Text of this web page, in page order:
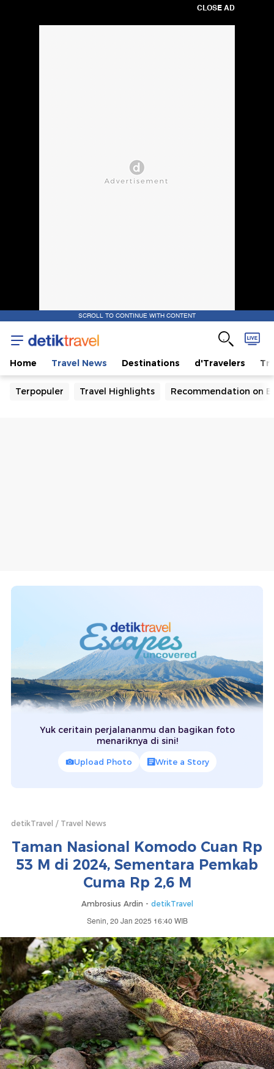
CLOSE AD
SCROLL TO CONTINUE WITH CONTENT
Home Travel News Destinations d'Travelers
Terpopuler Travel Highlights Recommendation on
Yuk ceritain perjalananmu dan bagikan foto
menariknya di sini!
Upload Photo Write a Story
detikTravel Travel News
Taman Nasional Komodo Cuan Rp
53 M di 2024, Sementara Pemkab
Cuma Rp 2,6 M
Ambrosius Ardin - detikTravel
Senin, 20 Jan 2025 16:40 WIB